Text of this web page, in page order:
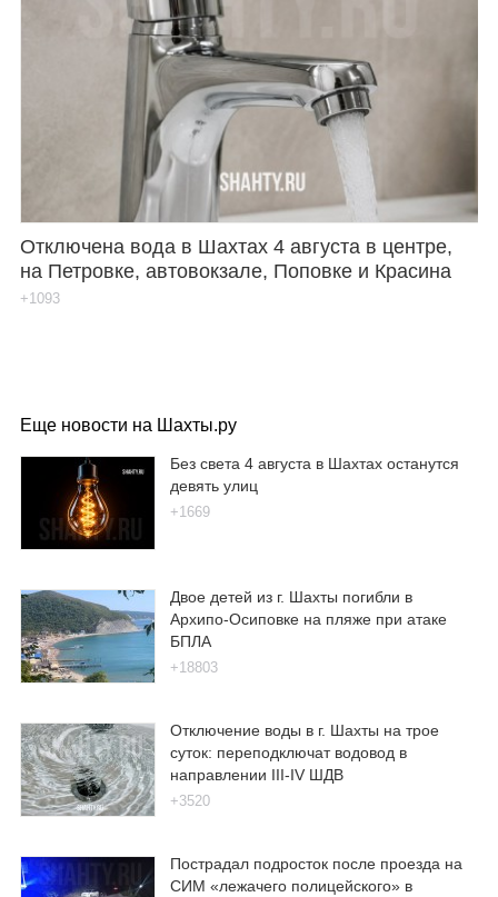
Отключена вода в Шахтах 4 августа в центре,
на Петровке, автовокзале, Поповке и Красина
+1093
Еще новости на Шахты.ру
Без света 4 августа в Шахтах останутся
девять улиц
+1669
Двое детей из г. Шахты погибли в
Архипо-Осиповке на пляже при атаке
БПЛА
+18803
Отключение воды в г. Шахты на трое
суток: переподключат водовод в
направлении III-IV ШДВ
+3520
Пострадал подросток после проезда на
СИМ «лежачего полицейского» в